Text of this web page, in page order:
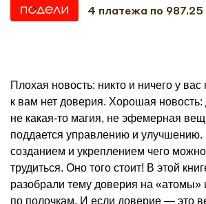
4 платежа по 987.25
Плохая новость: никто и ничего у вас
к вам нет доверия. Хорошая
не какая-то магия, не эфемерная
поддается управлению и улучшению.
созданием и укреплением чего
трудиться. Оно того стоит! В этой
разобрали тему доверия на «атомы»
по полочкам. И если доверие — это